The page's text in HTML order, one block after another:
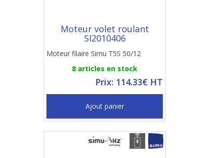
Moteur volet roulant
SI2010406
Moteur filaire Simu T5S 50/12
8 articles en stock
Prix: 114.33€ HT
Ajout panier